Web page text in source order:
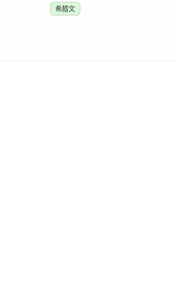
希腊文